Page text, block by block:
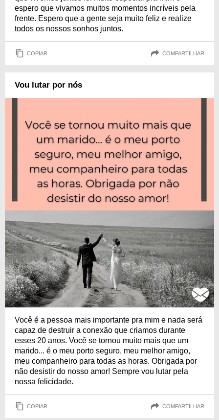
espero que vivamos muitos momentos incríveis pela
frente. Espero que a gente seja muito feliz e realize
todos os nossos sonhos juntos.
COPIAR COMPARTILHAR
Vou lutar por nós
Você é a pessoa mais importante pra mim e nada será
capaz de destruir a conexão que criamos durante
esses 20 anos. Você se tornou muito mais que um
marido... é o meu porto seguro, meu melhor amigo,
meu companheiro para todas as horas. Obrigada por
não desistir do nosso amor! Sempre vou lutar pela
nossa felicidade.
COPIAR COMPARTILHAR